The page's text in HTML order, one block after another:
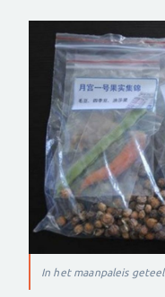
In het maanpaleis